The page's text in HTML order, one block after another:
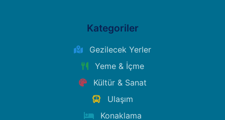
Kategoriler
Gezilecek Yerler
Yeme & İçme
Kültür & Sanat
Ulaşım
Konaklama